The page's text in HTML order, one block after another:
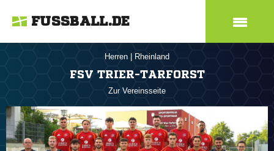
FUSSBALL.DE
Herren Rheinland
FSV TRIER-TARFORST
Zur Vereinsseite